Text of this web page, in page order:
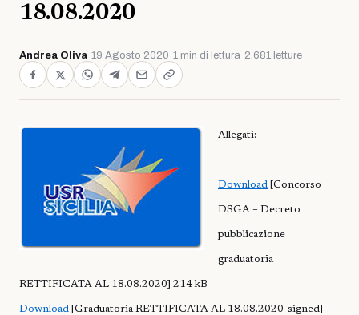
18.08.2020
Andrea Oliva·19 Agosto 2020 ·1 min di lettura· 2.681 letture
Allegati:
Download [Concorso
DSGA – Decreto
pubblicazione
graduatoria
RETTIFICATA AL 18.08.2020] 214 kB
Download [Graduatoria RETTIFICATA AL 18.08.2020-signed]